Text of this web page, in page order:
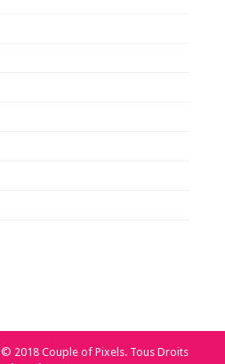
© 2018 Couple of Pixels. Tous Droits